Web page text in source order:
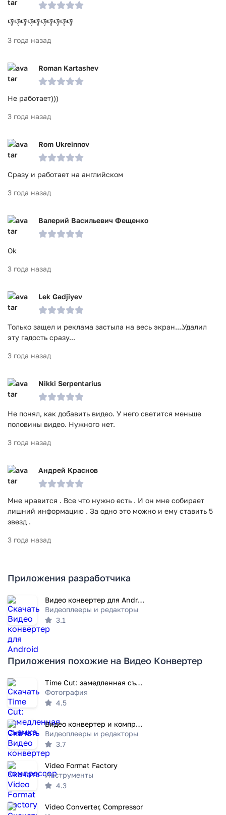
👎👎👎👎👎👎👎👎👎👎
3 года назад
Roman Kartashev
Не работает)))
3 года назад
Rom Ukreinnov
Сразу и работает на английском
3 года назад
Валерий Васильевич Фещенко
Ok
3 года назад
Lek Gadjiyev
Только защел и реклама застыла на весь экран....Удалил
эту гадость сразу...
3 года назад
Nikki Serpentarius
Не понял, как добавить видео. У него светится меньше
половины видео. Нужного нет.
3 года назад
Андрей Краснов
Мне нравится . Все что нужно есть . И он мне собирает
лишний информацию . За одно это можно и ему ставить 5
звезд .
3 года назад
Приложения разработчика
Видео конвертер для Android
Видеоплееры и редакторы
3.1
Приложения похожие на Видео Конвертер
Time Cut: замедленная съемка
Фотография
4.5
Видео конвертер и компрессор
Видеоплееры и редакторы
3.7
Video Format Factory
Инструменты
4.3
Video Converter, Compressor